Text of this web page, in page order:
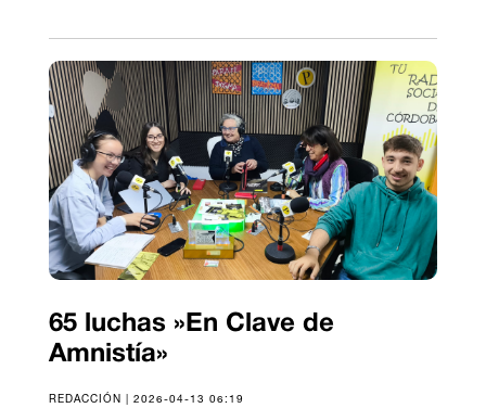
65 luchas »En Clave de
Amnistía»
REDACCIÓN | 2026-04-13 06:19